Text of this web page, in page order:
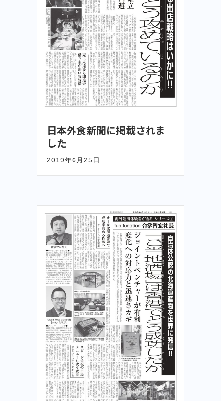
日本外食新聞に掲載されま
した
2019年6月25日